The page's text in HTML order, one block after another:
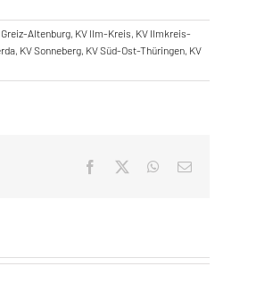
Greiz-Altenburg, KV Ilm-Kreis, KV Ilmkreis-
, KV Sonneberg, KV Süd-Ost-Thüringen, KV
Facebook WhatsApp
E-